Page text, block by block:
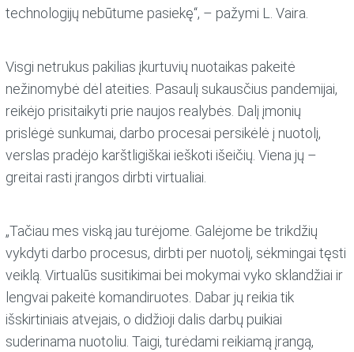
technologijų nebūtume pasiekę“, – pažymi L. Vaira.
Visgi netrukus pakilias įkurtuvių nuotaikas pakeitė
nežinomybė dėl ateities. Pasaulį sukausčius pandemijai,
reikėjo prisitaikyti prie naujos realybės. Dalį įmonių
prislėgė sunkumai, darbo procesai persikėlė į nuotolį,
verslas pradėjo karštligiškai ieškoti išeičių. Viena jų –
greitai rasti įrangos dirbti virtualiai.
„Tačiau mes viską jau turėjome. Galėjome be trikdžių
vykdyti darbo procesus, dirbti per nuotolį, sėkmingai tęsti
veiklą. Virtualūs susitikimai bei mokymai vyko sklandžiai ir
lengvai pakeitė komandiruotes. Dabar jų reikia tik
išskirtiniais atvejais, o didžioji dalis darbų puikiai
suderinama nuotoliu. Taigi, turėdami reikiamą įrangą,